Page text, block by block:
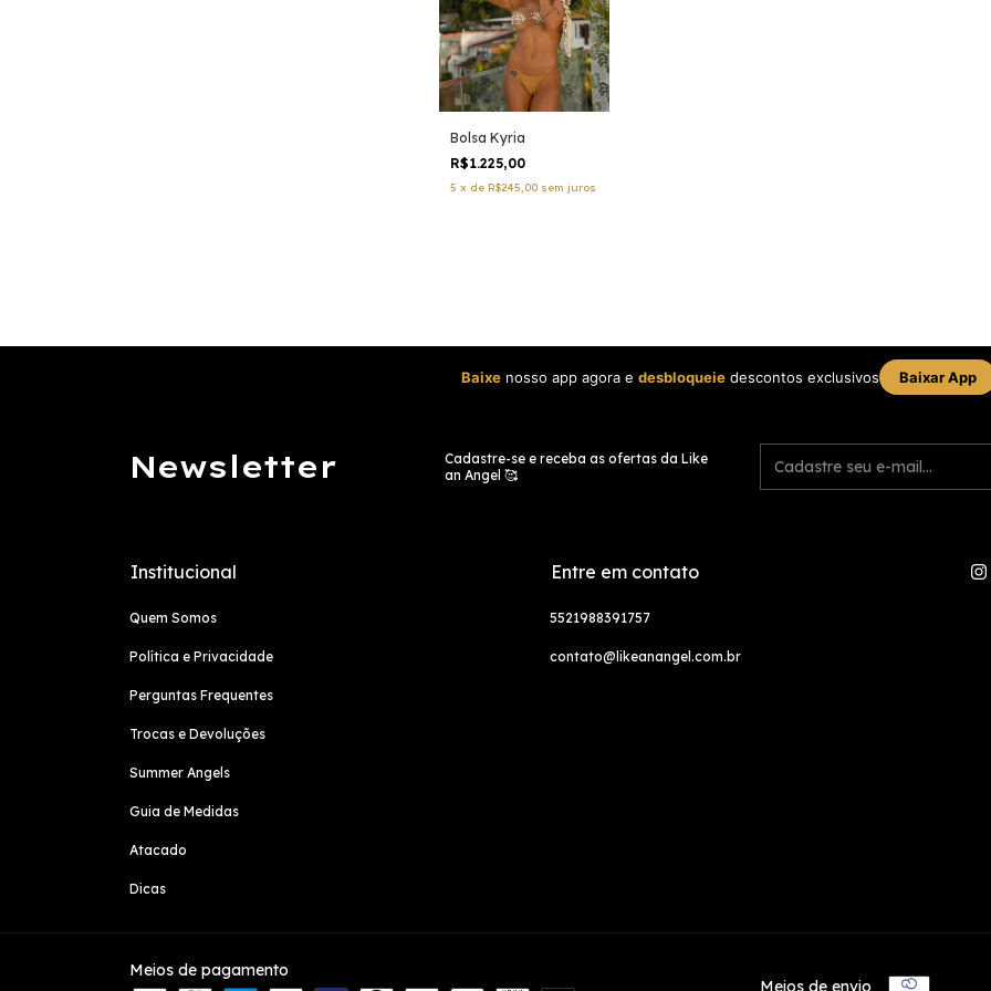
Bolsa Kyria
R$1.225,00
5 x de R$245,00 sem juros
Baixe nosso app agora e desbloqueie descontos exclusivos Baixar App
Newsletter
Cadastre-se e receba as ofertas da Like
an Angel 🥰
Institucional
Quem Somos
Política e Privacidade
Perguntas Frequentes
Trocas e Devoluções
Summer Angels
Guia de Medidas
Atacado
Dicas
Entre em contato
5521988391757
contato@likeanangel.com.br
Meios de pagamento
Meios de envio